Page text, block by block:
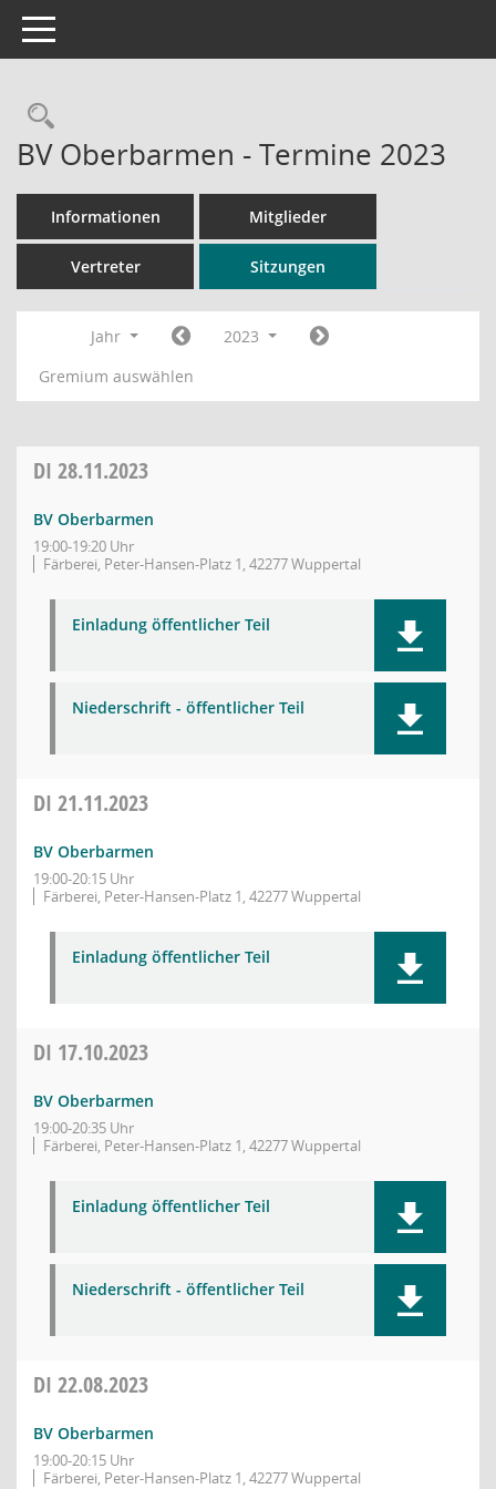
Toggle navigation
Rechercheauswahl
BV Oberbarmen - Termine 2023
Informationen Mitglieder
Vertreter Sitzungen
Jahr
2023
Gremium auswählen
DI 28.11.2023
BV Oberbarmen
19:00-19:20 Uhr
Färberei, Peter-Hansen-Platz 1, 42277 Wuppertal
Einladung öffentlicher Teil
Niederschrift - öffentlicher Teil
DI 21.11.2023
BV Oberbarmen
19:00-20:15 Uhr
Färberei, Peter-Hansen-Platz 1, 42277 Wuppertal
Einladung öffentlicher Teil
DI 17.10.2023
BV Oberbarmen
19:00-20:35 Uhr
Färberei, Peter-Hansen-Platz 1, 42277 Wuppertal
Einladung öffentlicher Teil
Niederschrift - öffentlicher Teil
DI 22.08.2023
BV Oberbarmen
19:00-20:15 Uhr
Färberei, Peter-Hansen-Platz 1, 42277 Wuppertal